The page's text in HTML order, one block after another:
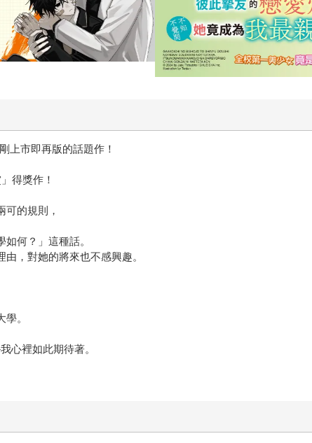
上市即再版的話題作！
得獎作！
的規則，
何？」這種話。
，對她的將來也不感興趣。
。
心裡如此期待著。